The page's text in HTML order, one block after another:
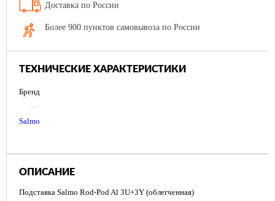
Доставка по России
Более 900 пунктов самовывоза по России
ТЕХНИЧЕСКИЕ ХАРАКТЕРИСТИКИ
Бренд
—
Salmo
ОПИСАНИЕ
Подставка Salmo Rod-Pod Al 3U+3Y (облегченная)